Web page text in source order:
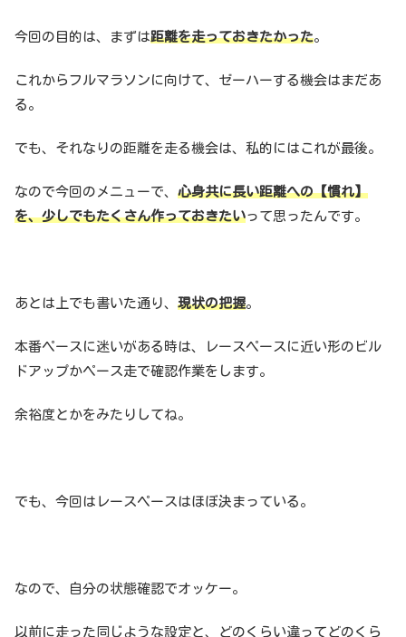
今回の目的は、まずは距離を走っておきたかった。
これからフルマラソンに向けて、ゼーハーする機会はまだあ
る。
でも、それなりの距離を走る機会は、私的にはこれが最後。
なので今回のメニューで、 心身共に長い距離への【慣れ】
を、少しでもたくさん作っておきたいって思ったんです。
あとは上でも書いた通り、 現状の把握。
本番ペースに迷いがある時は、レースペースに近い形のビル
ドアップかペース走で確認作業をします。
余裕度とかをみたりしてね。
でも、今回はレースペースはほぼ決まっている。
なので、自分の状態確認でオッケー。
以前に走った同じような設定と、どのくらい違ってどのくら